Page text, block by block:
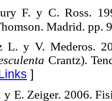
F. y C. Ross.
Madrid. pp.
L. y V. Mederos.
Crantz).
]
y E. Zeiger. 2006.